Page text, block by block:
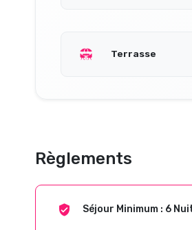
Terrasse
Règlements
Séjour Minimum : 6